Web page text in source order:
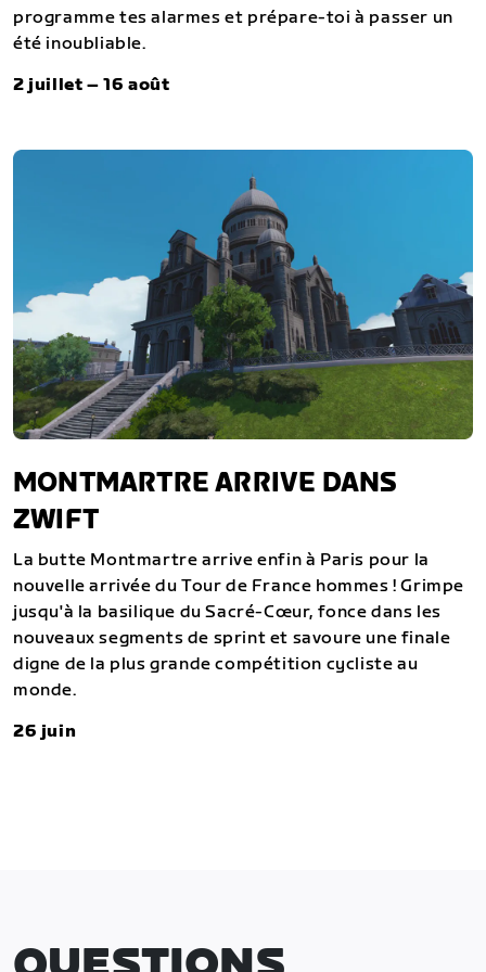
programme tes alarmes et prépare-toi à passer un
été inoubliable.
2 juillet – 16 août
MONTMARTRE ARRIVE DANS
ZWIFT
La butte Montmartre arrive enfin à Paris pour la
nouvelle arrivée du Tour de France hommes ! Grimpe
jusqu'à la basilique du Sacré-Cœur, fonce dans les
nouveaux segments de sprint et savoure une finale
digne de la plus grande compétition cycliste au
monde.
26 juin